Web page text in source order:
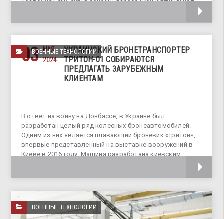
ВОЕННЫЕ ТЕХНОЛОГИИ
03 МАЯ
2024
УКРАИНСКИЙ БРОНЕТРАНСПОРТЕР
ТРИТОН-01 СОБИРАЮТСЯ
ПРЕДЛАГАТЬ ЗАРУБЕЖНЫМ
КЛИЕНТАМ
В ответ на войну на Донбассе, в Украине был
разработан целый ряд колесных бронеавтомобилей.
Одним из них является плавающий броневик «Тритон»,
впервые представленный на выставке вооружений в
Киеве в 2016 году. Машина разработана киевским
судостроительным ПАО «Завод «Ленинская Кузница»». В
ВОЕННЫЕ ТЕХНОЛОГИИ